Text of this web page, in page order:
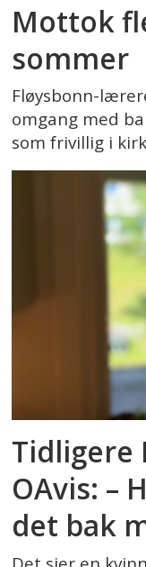
Mottok
sommer
Fløysbonn-
omgang med
som frivillig i
Tidligere
OAvis: –
det bak